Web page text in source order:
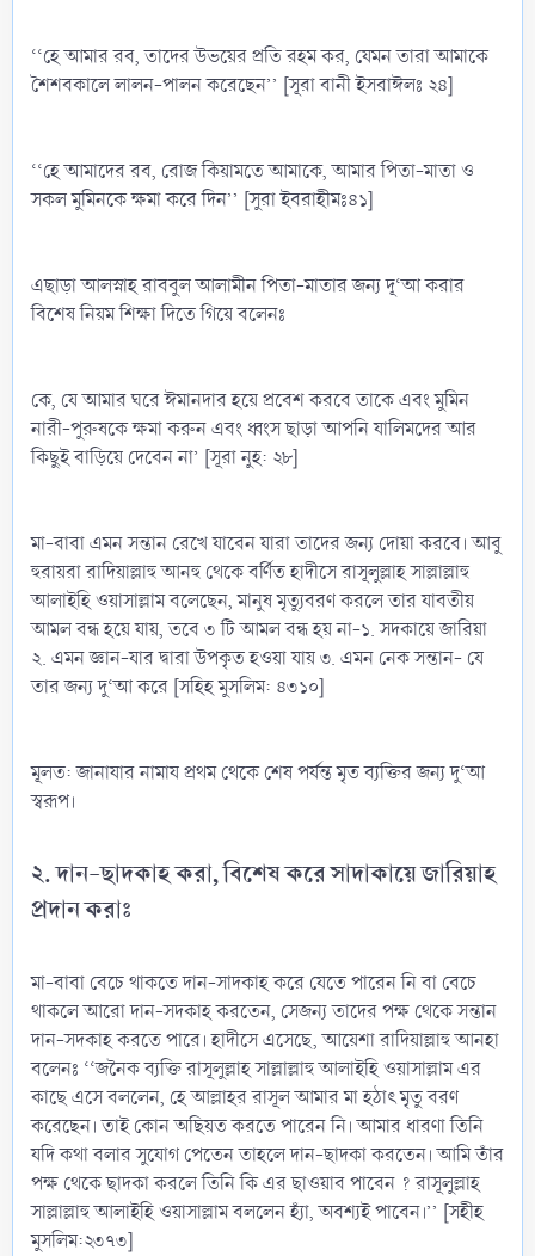
‘‘হে আমার রব, তাদের উভয়ের প্রতি রহম কর, যেমন তারা আমাকে
শৈশবকালে লালন-পালন করেছেন’’ [সূরা বানী ইসরাঈলঃ ২৪]
‘‘হে আমাদের রব, রোজ কিয়ামতে আমাকে, আমার পিতা-মাতা ও
সকল মুমিনকে ক্ষমা করে দিন’’ [সুরা ইবরাহীমঃ৪১]
এছাড়া আলস্নাহ রাববুল আলামীন পিতা-মাতার জন্য দূ‘আ করার
বিশেষ নিয়ম শিক্ষা দিতে গিয়ে বলেনঃ
কে, যে আমার ঘরে ঈমানদার হয়ে প্রবেশ করবে তাকে এবং মুমিন
নারী-পুরুষকে ক্ষমা করুন এবং ধ্বংস ছাড়া আপনি যালিমদের আর
কিছুই বাড়িয়ে দেবেন না’ [সূরা নুহ: ২৮]
মা-বাবা এমন সন্তান রেখে যাবেন যারা তাদের জন্য দোয়া করবে। আবু
হুরায়রা রাদিয়াল্লাহু আনহু থেকে বর্ণিত হাদীসে রাসূলুল্লাহ সাল্লাল্লাহু
আলাইহি ওয়াসাল্লাম বলেছেন, মানুষ মৃত্যুবরণ করলে তার যাবতীয়
আমল বন্ধ হয়ে যায়, তবে ৩ টি আমল বন্ধ হয় না-১. সদকায়ে জারিয়া
২. এমন জ্ঞান-যার দ্বারা উপকৃত হওয়া যায় ৩. এমন নেক সন্তান- যে
তার জন্য দু‘আ করে [সহিহ মুসলিম: ৪৩১০]
মূলত: জানাযার নামায প্রথম থেকে শেষ পর্যন্ত মৃত ব্যক্তির জন্য দু‘আ
স্বরূপ।
২. দান-ছাদকাহ করা, বিশেষ করে সাদাকায়ে জারিয়াহ
প্রদান করাঃ
মা-বাবা বেচে থাকতে দান-সাদকাহ করে যেতে পারেন নি বা বেচে
থাকলে আরো দান-সদকাহ করতেন, সেজন্য তাদের পক্ষ থেকে সন্তান
দান-সদকাহ করতে পারে। হাদীসে এসেছে, আয়েশা রাদিয়াল্লাহু আনহা
বলেনঃ ‘‘জনৈক ব্যক্তি রাসূলুল্লাহ সাল্লাল্লাহু আলাইহি ওয়াসাল্লাম এর
কাছে এসে বললেন, হে আল্লাহর রাসূল আমার মা হঠাৎ মৃতু বরণ
করেছেন। তাই কোন অছিয়ত করতে পারেন নি। আমার ধারণা তিনি
যদি কথা বলার সুযোগ পেতেন তাহলে দান-ছাদকা করতেন। আমি তাঁর
পক্ষ থেকে ছাদকা করলে তিনি কি এর ছাওয়াব পাবেন ? রাসূলুল্লাহ
সাল্লাল্লাহু আলাইহি ওয়াসাল্লাম বললেন হ্যাঁ, অবশ্যই পাবেন।’’ [সহীহ
মুসলিম:২৩৭৩]